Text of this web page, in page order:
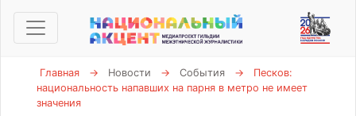
Главная → Новости → События →
Песков:
национальность напавших на парня в метро не имеет
значения